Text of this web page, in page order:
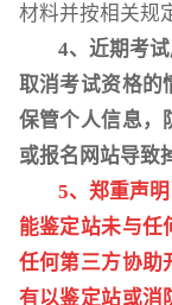
材料并按相关规
4、近期考
取消考试资格的
保管个人信息，
或报名网站导致
5、郑重声
能鉴定站未与任
任何第三方协助
有以鉴定站或消